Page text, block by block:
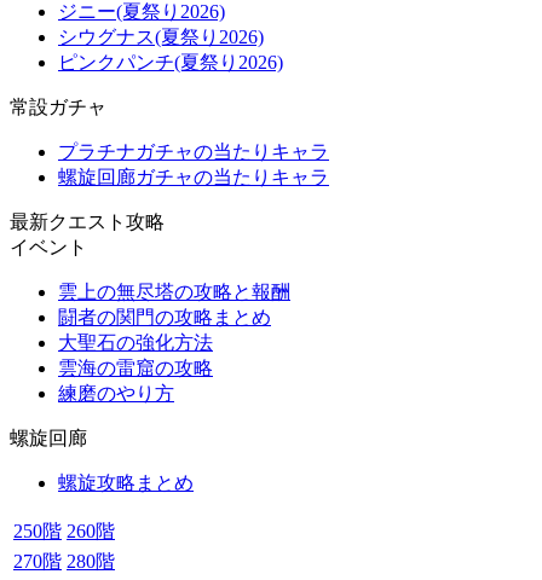
ジニー(夏祭り2026)
シウグナス(夏祭り2026)
ピンクパンチ(夏祭り2026)
常設ガチャ
プラチナガチャの当たりキャラ
螺旋回廊ガチャの当たりキャラ
最新クエスト攻略
イベント
雲上の無尽塔の攻略と報酬
闘者の関門の攻略まとめ
大聖石の強化方法
雲海の雷窟の攻略
練磨のやり方
螺旋回廊
螺旋攻略まとめ
250階 260階
270階 280階